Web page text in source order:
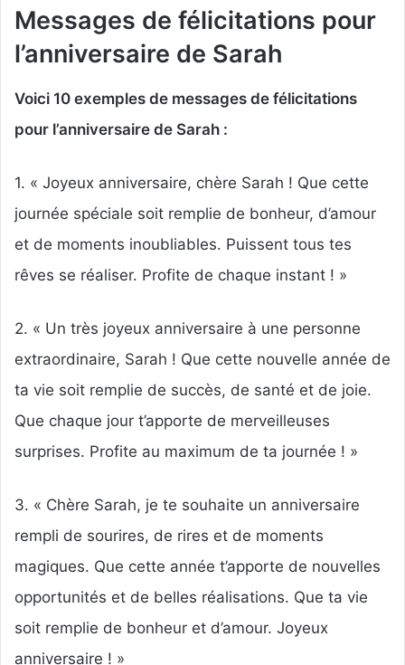
Messages de félicitations pour
l’anniversaire de Sarah
Voici 10 exemples de messages de félicitations
pour l’anniversaire de Sarah :
1. « Joyeux anniversaire, chère Sarah ! Que cette
journée spéciale soit remplie de bonheur, d’amour
et de moments inoubliables. Puissent tous tes
rêves se réaliser. Profite de chaque instant ! »
2. « Un très joyeux anniversaire à une personne
extraordinaire, Sarah ! Que cette nouvelle année de
ta vie soit remplie de succès, de santé et de joie.
Que chaque jour t’apporte de merveilleuses
surprises. Profite au maximum de ta journée ! »
3. « Chère Sarah, je te souhaite un anniversaire
rempli de sourires, de rires et de moments
magiques. Que cette année t’apporte de nouvelles
opportunités et de belles réalisations. Que ta vie
soit remplie de bonheur et d’amour. Joyeux
anniversaire ! »